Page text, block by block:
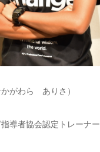
がわら ありさ）
導者協会認定トレーナー